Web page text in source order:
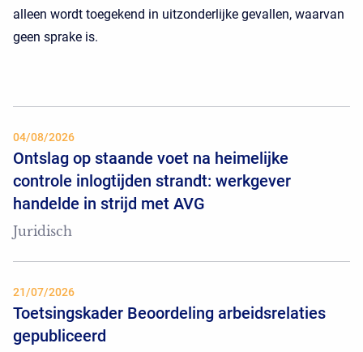
alleen wordt toegekend in uitzonderlijke gevallen, waarvan
geen sprake is.
04/08/2026
Ontslag op staande voet na heimelijke
controle inlogtijden strandt: werkgever
handelde in strijd met AVG
Juridisch
21/07/2026
Toetsingskader Beoordeling arbeidsrelaties
gepubliceerd